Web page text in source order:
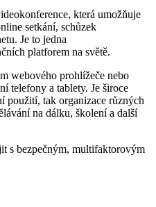
která umožňuje
setkání, schůzek
Je to jedna
platforem na světě.
webového prohlížeče nebo
telefony a tablety. Je široce
použití, tak organizace různých
na dálku, školení a další
s bezpečným, multifaktorovým